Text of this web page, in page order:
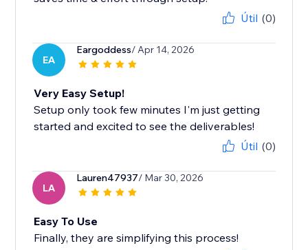
Útil (0)
EA
Eargoddess/ Apr 14, 2026
Very Easy Setup!
Setup only took few minutes I'm just getting
started and excited to see the deliverables!
Útil (0)
LA
Lauren47937/ Mar 30, 2026
Easy To Use
Finally, they are simplifying this process!